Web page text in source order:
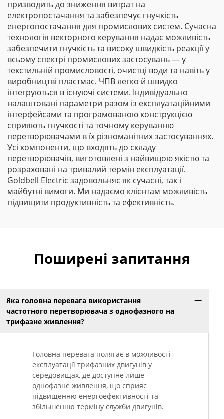
призводить до зниження витрат на
електропостачання та забезпечує гнучкість
енергопостачання для промислових систем. Сучасна
технологія векторного керування надає можливість
забезпечити гнучкість та високу швидкість реакції у
всьому спектрі промислових застосувань — у
текстильній промисловості, очистці води та навіть у
виробництві пластмас. ЧПВ легко й швидко
інтегруються в існуючі системи. Індивідуально
налаштовані параметри разом із експлуатаційними
інтерфейсами та програмованою конструкцією
сприяють гнучкості та точному керуванню
перетворювачами в їх різноманітних застосуваннях.
Усі компоненти, що входять до складу
перетворювачів, виготовлені з найвищою якістю та
розраховані на тривалий термін експлуатації.
Goldbell Electric задовольняє як сучасні, так і
майбутні вимоги. Ми надаємо клієнтам можливість
підвищити продуктивність та ефективність.
Поширені запитання
Яка головна перевага використання
частотного перетворювача з однофазного на
трифазне живлення?
Головна перевага полягає в можливості
експлуатації трифазних двигунів у
середовищах, де доступне лише
однофазне живлення, що сприяє
підвищенню енергоефективності та
збільшенню терміну служби двигунів.